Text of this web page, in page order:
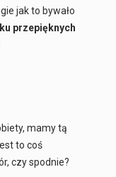
jak to bywało
przepięknych
mamy tą
to coś
czy spodnie?